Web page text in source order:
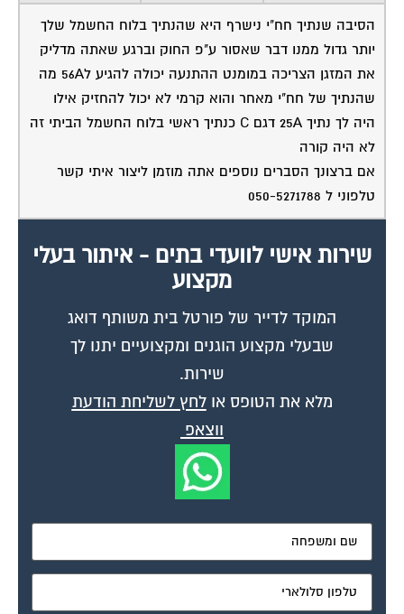
הסיבה שנתיך חח"י נישרף היא שהנתיך בלוח החשמל שלך
יותר גדול ממנו דבר שאסור ע"פ החוק וברגע שאתה מדליק
את המזגן הצריכה במומנט ההתנעה יכולה להגיע ל56A מה
שהנתיך של חח"י מאחר והוא קרמי לא יכול להחזיק אילו
היה לך נתיך 25A דגם C כנתיך ראשי בלוח החשמל הביתי זה
לא היה קורה
אם ברצונך הסברים נוספים אתה מוזמן ליצור איתי קשר
טלפוני ל 050-5271788
שירות אישי לוועדי בתים - איתור בעלי
מקצוע
המוקד לדייר של פורטל בית משותף דואג
שבעלי מקצוע הוגנים ומקצועיים יתנו לך
שירות.
מלא את הטופס אולחץ לשליחת הודעת
ווצאפ